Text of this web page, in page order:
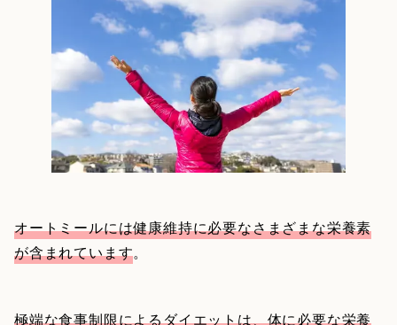
オートミールには健康維持に必要なさまざまな栄養素
が含まれています。
極端な食事制限によるダイエットは、体に必要な栄養